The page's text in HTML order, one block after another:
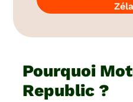
Pourquoi
Republic ?